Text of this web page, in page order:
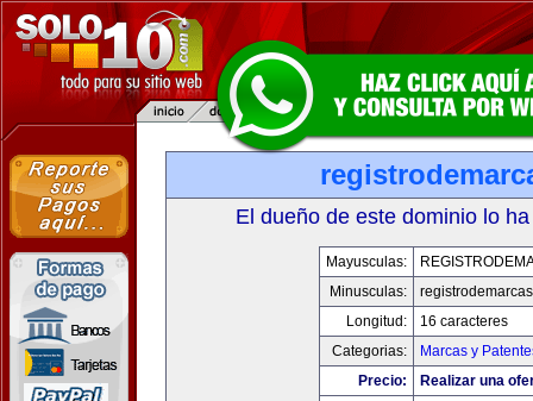
El dueño de este dominio lo
Mayusculas:
Minusculas:
Longitud:
16 caracteres
Categorias:
Marcas y
Precio:
Realizar una